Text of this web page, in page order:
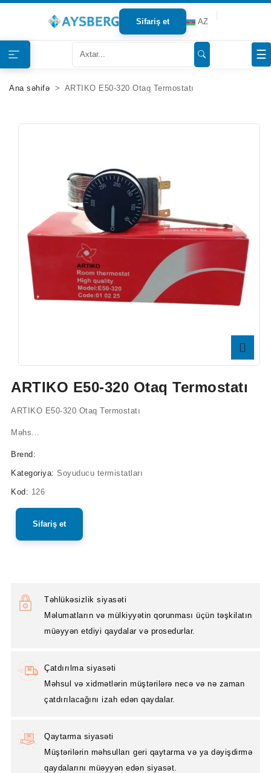
Sifariş et AZ
☰
Haqqımızda
Məhsullar
Mağazalar
Ana səhifə ARTIKO E50-320 Otaq Termostatı
ARTIKO E50-320 Otaq Termostatı
ARTIKO E50-320 Otaq Termostatı
Məhs...
Brend:
Kategoriya: Soyuducu termistatları
Kod: 126
Sifariş et
Təhlükəsizlik siyasəti
Məlumatların və mülkiyyətin qorunması üçün təşkilatın
müəyyən etdiyi qaydalar və prosedurlar.
Çatdırılma siyasəti
Məhsul və xidmətlərin müştərilərə necə və nə zaman
çatdırılacağını izah edən qaydalar.
Qaytarma siyasəti
Müştərilərin məhsulları geri qaytarma və ya dəyişdirmə
qaydalarını müəyyən edən siyasət.